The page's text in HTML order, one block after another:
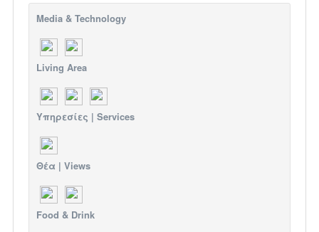
Media & Technology
Living Area
Υπηρεσίες | Services
Θέα | Views
Food & Drink